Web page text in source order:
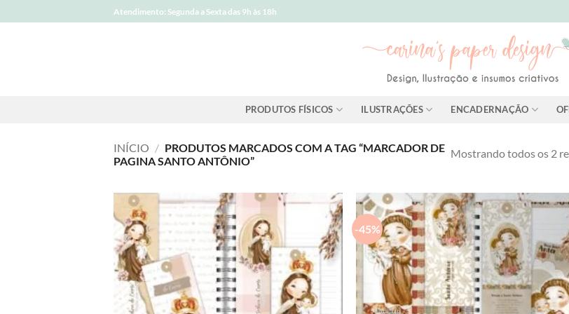
to
Atendimento: Segunda a Sexta das 9h às 18h
PRODUTOS FÍSICOS ILUSTRAÇÕES ENCADERNAÇÃO
INÍCIO / PRODUTOS MARCADOS COM A TAG “MARCADOR DE
PAGINA SANTO ANTÔNIO”
Mostrando todos os 2
Add to
wishlist
-45%
Add